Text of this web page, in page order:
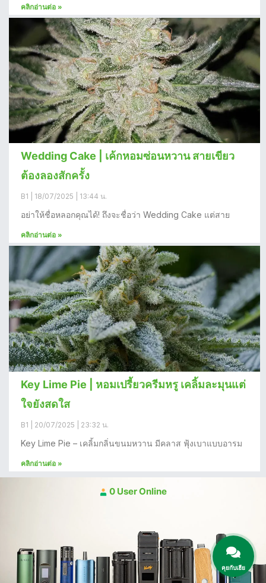
คลิกอ่านต่อ »
Wedding Cake | เค้กหอมซ่อนหวาน สายเขียว
ต้องลองสักครั้ง
B1 18/07/2025 13:44 น.
อย่าให้ชื่อหลอกคุณได้! ถึงจะชื่อว่า Wedding Cake แต่สาย
คลิกอ่านต่อ »
Key Lime Pie | หอมเปรี้ยวครีมหรู เคลิ้มละมุนแต่
ใจยังสดใส
B1 20/07/2025 23:32 น.
Key Lime Pie – เคลิ้มกลิ่นขนมหวาน มีคลาส ฟุ้งเบาแบบอารม
คลิกอ่านต่อ »
0 User Online
คุยกับเฮีย